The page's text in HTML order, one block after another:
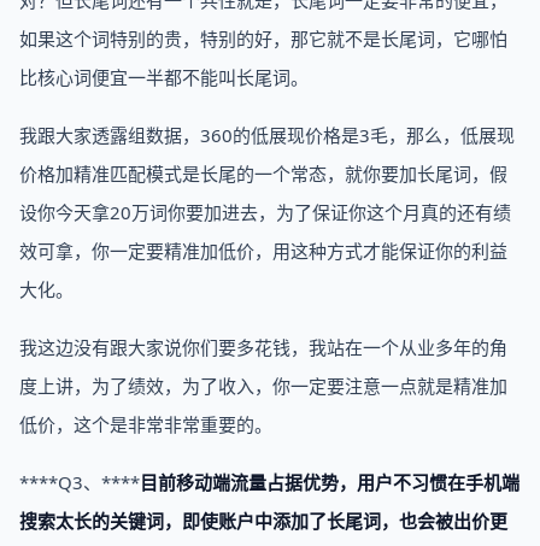
如果这个词特别的贵，特别的好，那它就不是长尾词，它哪怕
比核心词便宜一半都不能叫长尾词。
我跟大家透露组数据，360的低展现价格是3毛，那么，低展现
价格加精准匹配模式是长尾的一个常态，就你要加长尾词，假
设你今天拿20万词你要加进去，为了保证你这个月真的还有绩
效可拿，你一定要精准加低价，用这种方式才能保证你的利益
大化。
我这边没有跟大家说你们要多花钱，我站在一个从业多年的角
度上讲，为了绩效，为了收入，你一定要注意一点就是精准加
低价，这个是非常非常重要的。
****Q3、****目前移动端流量占据优势，用户不习惯在手机端
搜索太长的关键词，即使账户中添加了长尾词，也会被出价更